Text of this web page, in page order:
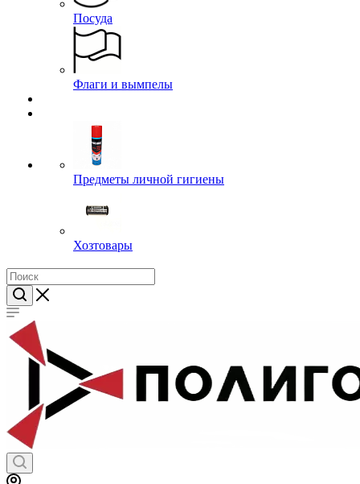
Посуда
Флаги и вымпелы
Предметы личной гигиены
Хозтовары